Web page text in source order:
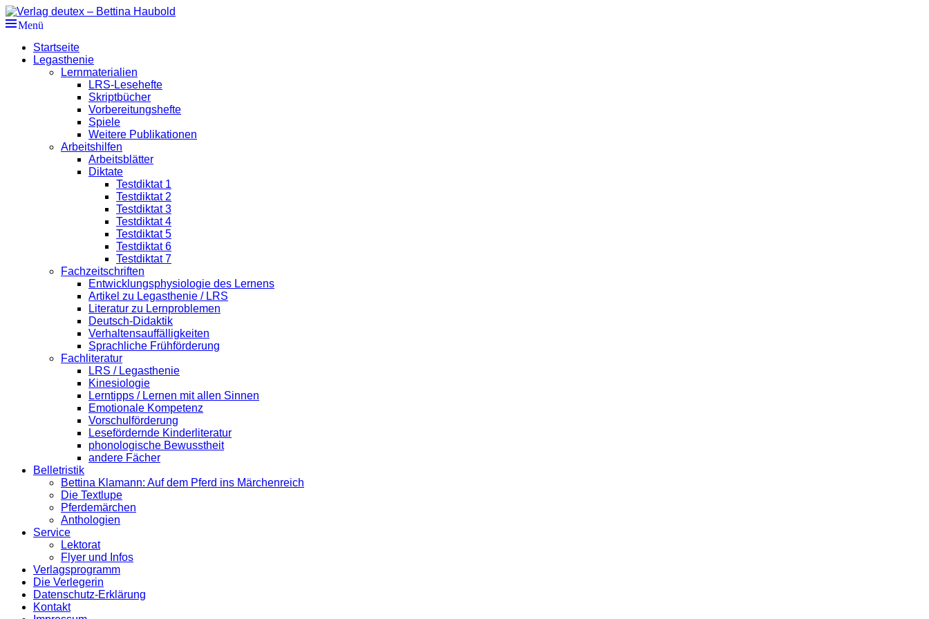
Zum
InhaltMenü
Primäres
Menü
Startseite
Legasthenie
Lernmaterialien
LRS-Lesehefte
Skriptbücher
Vorbereitungshefte
Spiele
Weitere Publikationen
Arbeitshilfen
Arbeitsblätter
Diktate
Testdiktat 1
Testdiktat 2
Testdiktat 3
Testdiktat 4
Testdiktat 5
Testdiktat 6
Testdiktat 7
Fachzeitschriften
Entwicklungsphysiologie des Lernens
Artikel zu Legasthenie / LRS
Literatur zu Lernproblemen
Deutsch-Didaktik
Verhaltensauffälligkeiten
Sprachliche Frühförderung
Fachliteratur
LRS / Legasthenie
Kinesiologie
Lerntipps / Lernen mit allen Sinnen
Emotionale Kompetenz
Vorschulförderung
Lesefördernde Kinderliteratur
phonologische Bewusstheit
andere Fächer
Belletristik
Bettina Klamann: Auf dem Pferd ins Märchenreich
Die Textlupe
Pferdemärchen
Anthologien
Service
Lektorat
Flyer und Infos
Verlagsprogramm
Die Verlegerin
Datenschutz-Erklärung
Kontakt